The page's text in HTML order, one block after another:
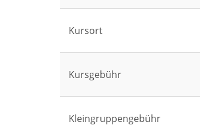
Kursort
Kursgebühr
Kleingruppengebühr